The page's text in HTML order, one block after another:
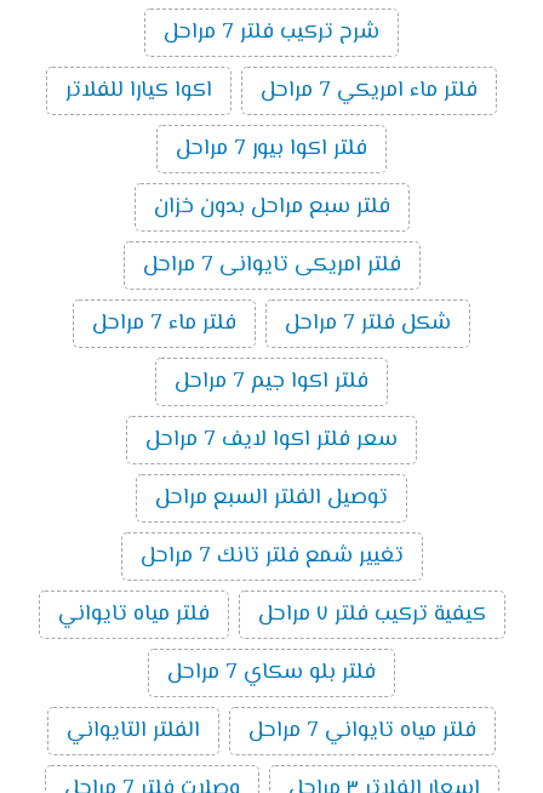
شرح تركيب فلتر 7 مراحل
فلتر ماء امريكي 7 مراحل
اكوا كيارا للفلاتر
فلتر اكوا بيور 7 مراحل
فلتر سبع مراحل بدون خزان
فلتر امريكى تايوانى 7 مراحل
شكل فلتر 7 مراحل
فلتر ماء 7 مراحل
فلتر اكوا جيم 7 مراحل
سعر فلتر اكوا لايف 7 مراحل
توصيل الفلتر السبع مراحل
تغيير شمع فلتر تانك 7 مراحل
كيفية تركيب فلتر ٧ مراحل
فلتر مياه تايواني
فلتر بلو سكاي 7 مراحل
فلتر مياه تايواني 7 مراحل
الفلتر التايواني